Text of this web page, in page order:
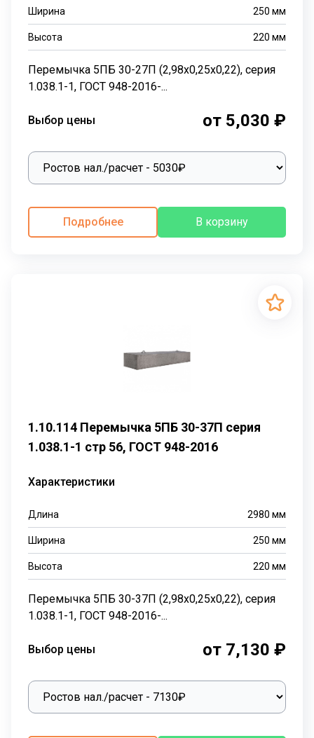
Ширина 250 мм
Высота 220 мм
Перемычка 5ПБ 30-27П (2,98х0,25х0,22), серия
1.038.1-1, ГОСТ 948-2016-...
Выбор цены от 5,030 ₽
Подробнее В корзину
1.10.114 Перемычка 5ПБ 30-37П серия
1.038.1-1 стр 56, ГОСТ 948-2016
Характеристики
Длина 2980 мм
Ширина 250 мм
Высота 220 мм
Перемычка 5ПБ 30-37П (2,98х0,25х0,22), серия
1.038.1-1, ГОСТ 948-2016-...
Выбор цены от 7,130 ₽